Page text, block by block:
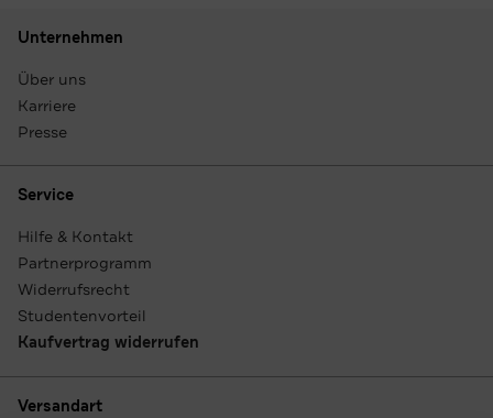
Unternehmen
Über uns
Karriere
Presse
Service
Hilfe & Kontakt
Partnerprogramm
Widerrufsrecht
Studentenvorteil
Kaufvertrag widerrufen
Versandart